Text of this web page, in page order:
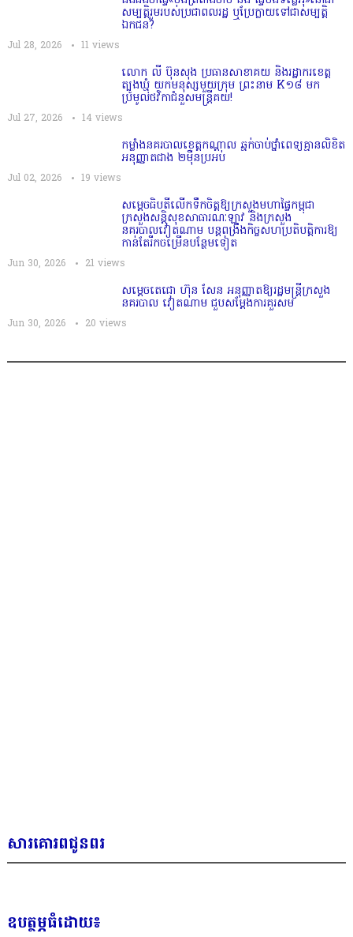
សម្បត្តិរួមរបស់ប្រជាពលរដ្ឋ ឬប្រែក្លាយទៅជាសម្បត្តិ
ឯកជន?
Jul 28, 2026 11 views
លោក លី ប៊ុនសុង ប្រធានសាខាគយ និងរដ្ឋាករខេត្ត
ត្បូងឃ្មុំ យកមនុស្សមួយក្រុម ព្រះនាម K១៨ មក
ប្រមូលថវិកាជំនួសមន្ត្រីគយ!
Jul 27, 2026 14 views
កម្លាំងនគរបាលខេត្តកណ្ដាល ឆ្មក់ចាប់ថ្នាំពេទ្យគ្មានលិខិត
អនុញ្ញាតជាង ២ម៉ឺនប្រអប់
Jul 02, 2026 19 views
សម្តេច​ធិបតី​លេីកទឹកចិត្ត​ឱ្យក្រសួងមហាផ្ទៃកម្ពុជា
ក្រសួងសន្តិសុខសាធារណៈឡាវ និងក្រសួង
នគរបាលវៀតណាម បន្តពង្រឹងកិច្ចសហប្រតិបត្តិការឱ្យ
កាន់តែរីកចម្រើនបន្ថែមទៀត
Jun 30, 2026 21 views
សម្តេចតេជោ ហ៊ុន សែន អនុញ្ញាតឱ្យរដ្ឋមន្ត្រីក្រសួង
នគរបាល វៀតណាម ជួបសម្តែងការគួរសម
Jun 30, 2026 20 views
សារគោរពជូនពរ
ឧបត្ថម្ភធំដោយ៖